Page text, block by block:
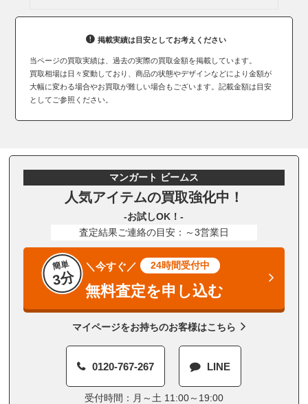
掲載実績は目安としてお考えください
当ページの買取実績は、過去の実際の買取金額を掲載しています。
買取相場は日々変動しており、商品の状態やデザインなどにより金額が
大幅に変わる場合やお買取が難しい場合もございます。記載金額は目安
としてご参照ください。
マンガート ビームス
人気アイテムの買取強化中！
-お試しOK！-
査定結果ご連絡の目安：～3営業日
簡単
3分
＼今すぐ／ 24時間受付中
無料査定を申し込む
マイページをお持ちのお客様はこちら
0120-767-267 LINE
受付時間：月～土 11:00～19:00